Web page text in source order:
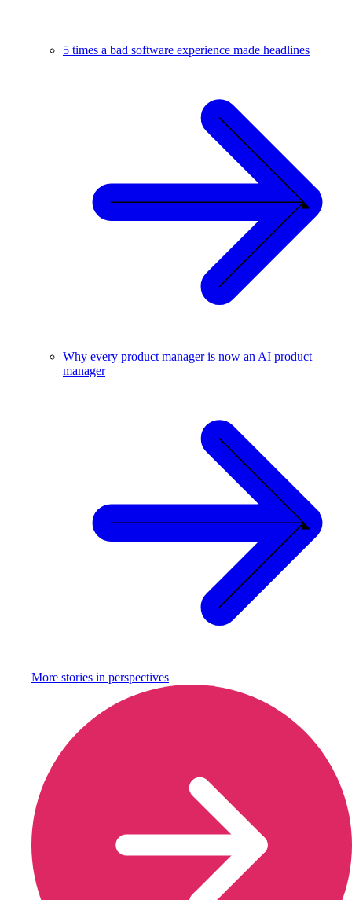
5 times a bad software experience made headlines
Why every product manager is now an AI product
manager
More stories in perspectives